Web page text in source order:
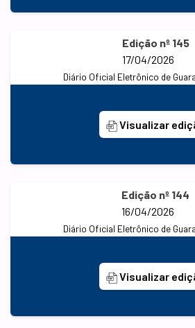
Edição nº 145
17/04/2026
Diário Oficial Eletrônico de
Visualizar
Edição nº 144
16/04/2026
Diário Oficial Eletrônico de
Visualizar